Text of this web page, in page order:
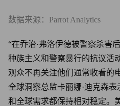
数据来源：Parrot Analytics
“在乔治·弗洛伊德被警察杀害
种族主义和警察暴行的抗议活
观众不再关注他们通常收看的
全球洞察总监卡丽娜·迪克森
和全球需求都保持相对稳定。